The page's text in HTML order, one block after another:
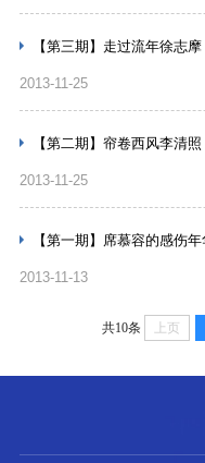
【第三期】走过流年徐志摩
2013-11-25
【第二期】帘卷西风李清照
2013-11-25
【第一期】席慕容的感伤年
2013-11-13
共10条 上页